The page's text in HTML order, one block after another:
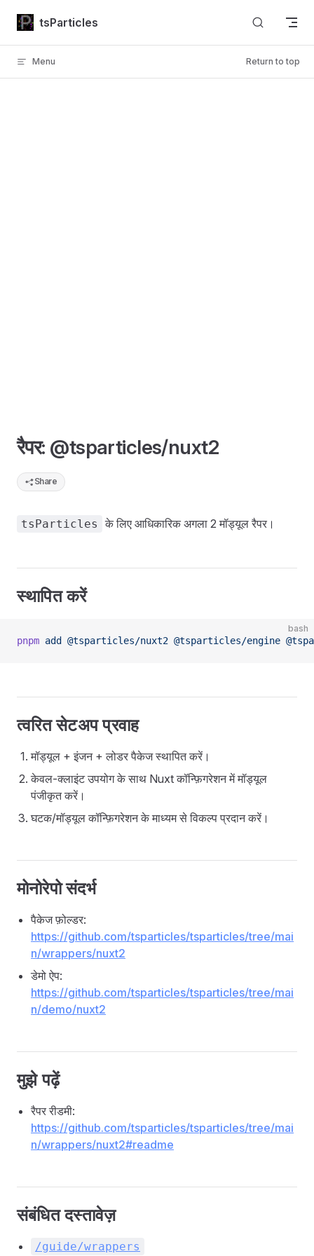
Skip to content
tsParticles
Menu Return to top
रैपर: @tsparticles/nuxt2
Share
tsParticles के लिए आधिकारिक अगला 2 मॉड्यूल रैपर।
स्थापित करें
bash
pnpm add @tsparticles/nuxt2 @tsparticles/engine
त्वरित सेटअप प्रवाह
मॉड्यूल + इंजन + लोडर पैकेज स्थापित करें।
केवल-क्लाइंट उपयोग के साथ Nuxt कॉन्फ़िगरेशन में मॉड्यूल
पंजीकृत करें।
घटक/मॉड्यूल कॉन्फ़िगरेशन के माध्यम से विकल्प प्रदान करें।
मोनोरेपो संदर्भ
पैकेज फ़ोल्डर:
https://github.com/tsparticles/tsparticles/tree/mai
n/wrappers/nuxt2
डेमो ऐप:
https://github.com/tsparticles/tsparticles/tree/mai
n/demo/nuxt2
मुझे पढ़ें
रैपर रीडमी:
https://github.com/tsparticles/tsparticles/tree/mai
n/wrappers/nuxt2#readme
संबंधित दस्तावेज़
/guide/wrappers